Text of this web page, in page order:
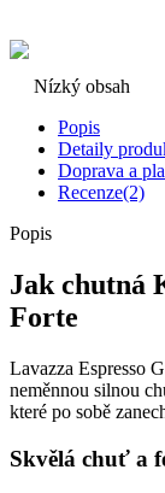
Nízký obsah
Popis
Detaily
Doprava a
Recenze(2)
Popis
Jak chutná
Forte
Lavazza Espresso
neměnnou silnou
které po sobě
Skvělá chuť a